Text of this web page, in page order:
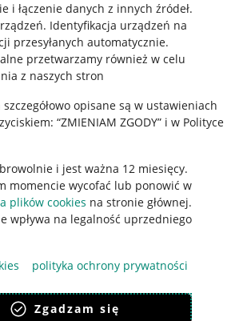
i łączenie danych z innych źródeł.
. Identyfikacja urządzeń na
przesyłanych automatycznie.
przetwarzamy również w celu
z naszych stron
opisane są w ustawieniach
“ZMIENIAM ZGODY” i w Polityce
i jest ważna 12 miesięcy.
momencie wycofać lub ponowić w
plików cookies na stronie głównej.
wpływa na legalność uprzedniego
polityka ochrony prywatności
Zgadzam się
Usługach Cyfrowych